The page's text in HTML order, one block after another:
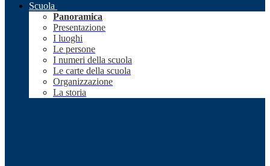
Scuola
Panoramica
Presentazione
I luoghi
Le persone
I numeri della scuola
Le carte della scuola
Organizzazione
La storia